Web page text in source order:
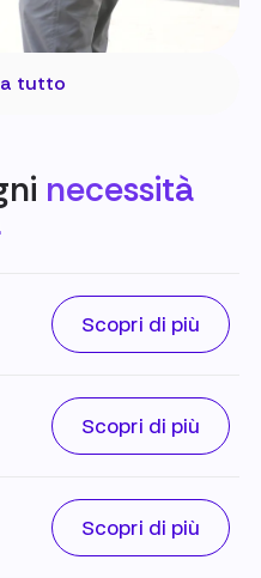
tutto
necessità
Scopri di più
Scopri di più
Scopri di più